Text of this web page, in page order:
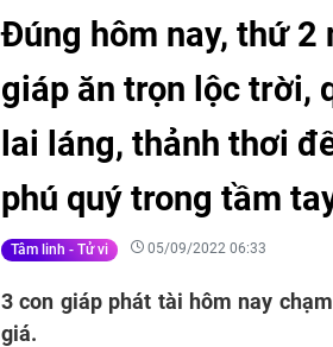
Đúng hôm nay, thứ
giáp ăn trọn lộc trời,
lai láng, thảnh thơi
phú quý trong tầm
Tâm linh - Tử vi 05/09/2022 06:33
3 con giáp phát tài hôm nay
giá.